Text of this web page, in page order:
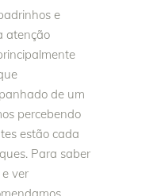
e
atenção
de um
percebendo
estão cada
Para saber
ver